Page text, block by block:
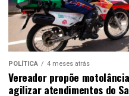
POLÍTICA 4 meses atrás
Vereador propõe
agilizar atendimentos do